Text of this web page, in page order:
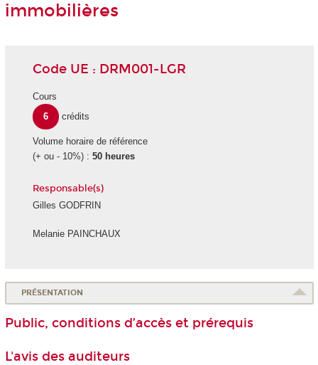
immobilières
Code UE : DRM001-LGR
Cours
6
crédits
Volume horaire de référence
(+ ou - 10%) : 50 heures
Responsable(s)
Gilles GODFRIN
Melanie PAINCHAUX
PRÉSENTATION
Public, conditions d’accès et prérequis
L'avis des auditeurs